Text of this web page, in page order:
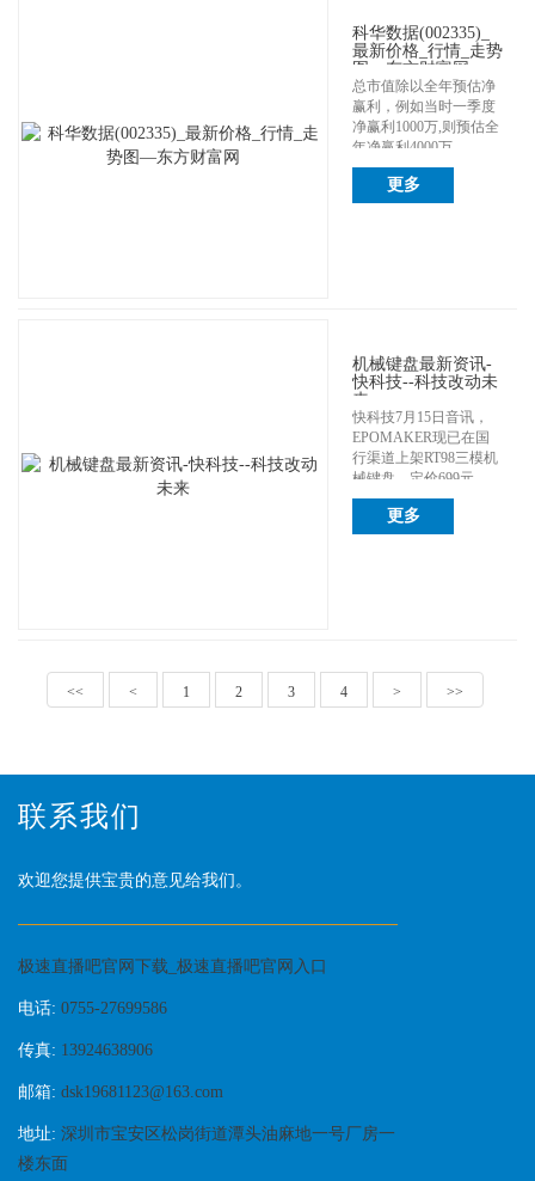
科华数据(002335)_
最新价格_行情_走势
图—东方财富网
总市值除以全年预估净
赢利，例如当时一季度
净赢利1000万,则预估全
年净赢利4000万 ...
更多
机械键盘最新资讯-
快科技--科技改动未
来
快科技7月15日音讯，
EPOMAKER现已在国
行渠道上架RT98三模机
械键盘，定价699元。
这...
更多
<< < 1 2 3 4 > >>
联系我们
欢迎您提供宝贵的意见给我们。
极速直播吧官网下载_极速直播吧官网入口
电话: 0755-27699586
传真: 13924638906
邮箱: dsk19681123@163.com
地址: 深圳市宝安区松岗街道潭头油麻地一号厂房一
楼东面